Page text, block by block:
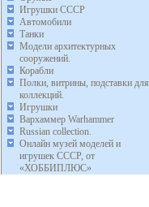
Игрушки СССР
Автомобили
Танки
Модели архитектурных
сооружений.
Корабли
Полки, витрины, подставки для
коллекций.
Игрушки
Вархаммер Warhammer
Russian collection.
Онлайн музей моделей и
игрушек СССР, от
«ХОББИПЛЮС»